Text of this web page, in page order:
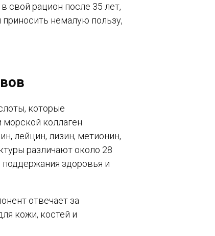
свой рацион после 35 лет,
немалую пользу,
которые
морской коллаген
лейцин, лизин, метионин,
различают около 28
здоровья и
отвечает за
кожи, костей и